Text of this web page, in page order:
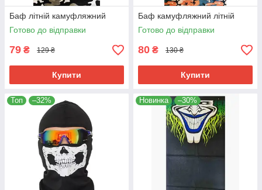
Баф літній камуфляжний
Готово до відправки
79 ₴ 129 ₴
Купити
Баф камуфляжний літній
Готово до відправки
80 ₴ 130 ₴
Купити
Топ –32% Новинка –30%